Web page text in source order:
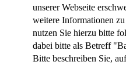
unserer Webseite
weitere Informationen
nutzen Sie hierzu bitte
dabei bitte als Betreff
Bitte beschreiben Sie,